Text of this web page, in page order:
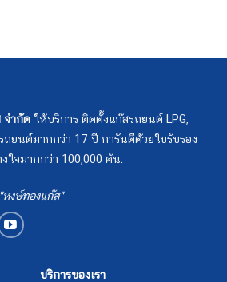
จำกัด ให้บริการ ติดตั้งแก๊สรถยนต์ LPG,
ถยนต์มากกว่า 17 ปี การันตีด้วยใบรับรอง
ใจมากกว่า 100,000 คัน.
งษ์ทองแก๊ส"
บริการของเรา